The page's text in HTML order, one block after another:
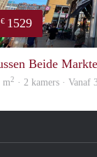
€ 1529
Beide
m2 · 2 kamers · Vanaf